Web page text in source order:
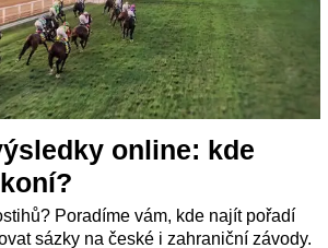
online: kde
Poradíme vám, kde najít pořadí
sázky na české i zahraniční závody.